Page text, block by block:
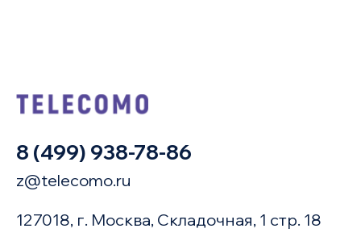
8 (499) 938-78-86
z@telecomo.ru
127018, г. Москва, Складочная, 1 стр. 18